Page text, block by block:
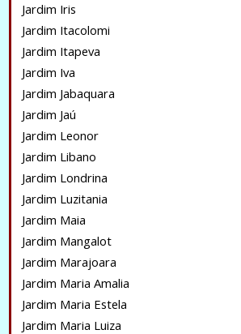
Jardim Iris
Jardim Itacolomi
Jardim Itapeva
Jardim Iva
Jardim Jabaquara
Jardim Jaú
Jardim Leonor
Jardim Libano
Jardim Londrina
Jardim Luzitania
Jardim Maia
Jardim Mangalot
Jardim Marajoara
Jardim Maria Amalia
Jardim Maria Estela
Jardim Maria Luiza